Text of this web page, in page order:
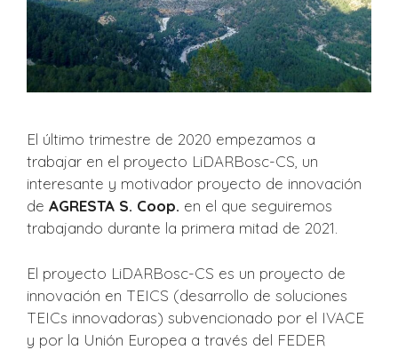
El último trimestre de 2020 empezamos a
trabajar en el proyecto LiDARBosc-CS, un
interesante y motivador proyecto de innovación
de AGRESTA S. Coop. en el que seguiremos
trabajando durante la primera mitad de 2021.
El proyecto LiDARBosc-CS es un proyecto de
innovación en TEICS (desarrollo de soluciones
TEICs innovadoras) subvencionado por el IVACE
y por la Unión Europea a través del FEDER